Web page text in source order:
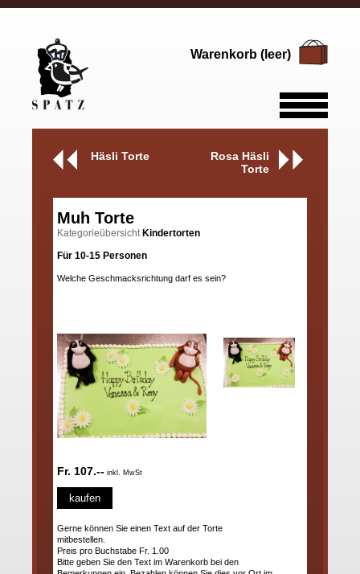
Warenkorb (leer)
Häsli Torte
Rosa Häsli
Torte
Muh Torte
Kategorieübersicht Kindertorten
Für 10-15 Personen
Welche Geschmacksrichtung darf es sein?
Fr. 107.-- inkl. MwSt
kaufen
Gerne können Sie einen Text auf der Torte
mitbestellen.
Preis pro Buchstabe Fr. 1.00
Bitte geben Sie den Text im Warenkorb bei den